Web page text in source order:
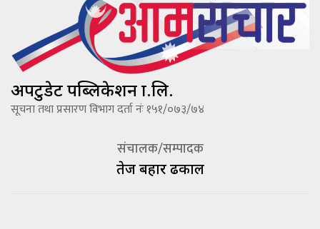
अपटुडेट पब्लिकेशन प्रा.लि.
सूचना तथा प्रसारण विभाग दर्ता नंः १५१/०७३/७४
संचालक/सम्पादक
तेज बहादूर ढकाल